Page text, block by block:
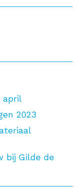
april
2023
bij Gilde de